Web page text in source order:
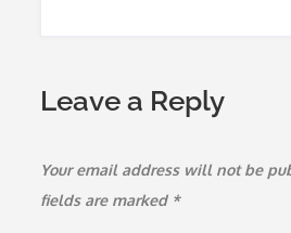
Leave a Reply
Your email address will not be
fields are marked *